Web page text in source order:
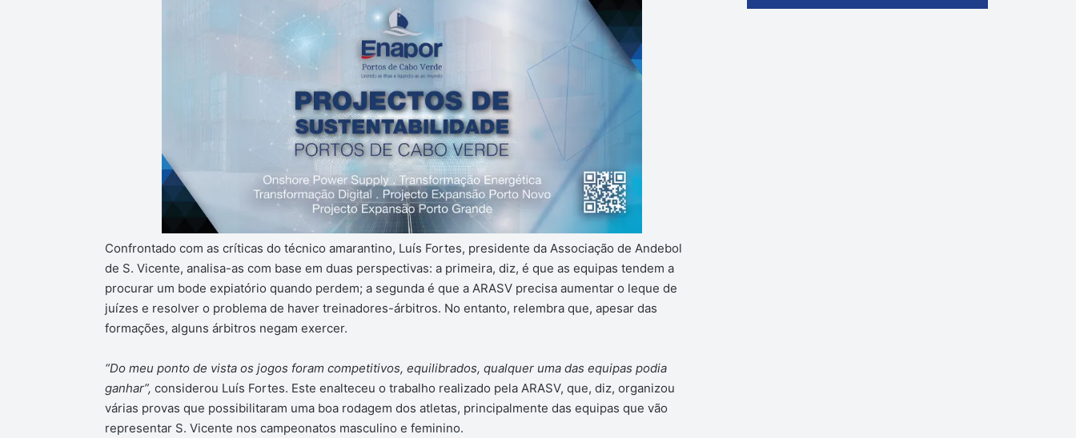
Confrontado com as críticas do técnico amarantino, Luís Fortes, presidente da Associação de Andebol
de S. Vicente, analisa-as com base em duas perspectivas: a primeira, diz, é que as equipas tendem a
procurar um bode expiatório quando perdem; a segunda é que a ARASV precisa aumentar o leque de
juízes e resolver o problema de haver treinadores-árbitros. No entanto, relembra que, apesar das
formações, alguns árbitros negam exercer.
“Do meu ponto de vista os jogos foram competitivos, equilibrados, qualquer uma das equipas podia
ganhar”, considerou Luís Fortes. Este enalteceu o trabalho realizado pela ARASV, que, diz, organizou
várias provas que possibilitaram uma boa rodagem dos atletas, principalmente das equipas que vão
representar S. Vicente nos campeonatos masculino e feminino.